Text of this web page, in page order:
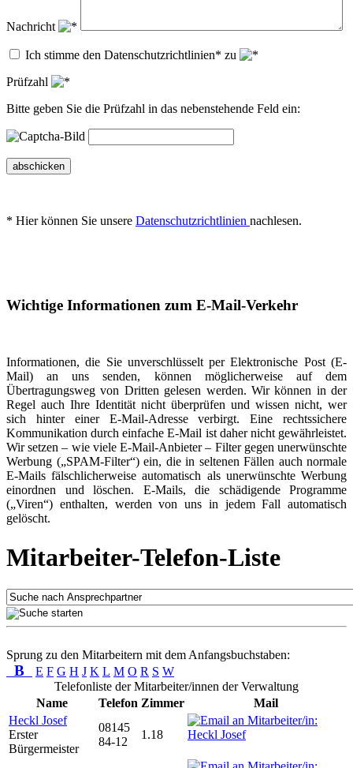
Nachricht
Ich stimme den Datenschutzrichtlinien* zu
Prüfzahl
Bitte geben Sie die Prüfzahl in das nebenstehende Feld ein:
abschicken
* Hier können Sie unsere Datenschutzrichtlinien nachlesen.
Wichtige Informationen zum E-Mail-Verkehr
Informationen, die Sie unverschlüsselt per Elektronische Post (E-
Mail) an uns senden, können möglicherweise auf dem
Übertragungsweg von Dritten gelesen werden. Wir können in der
Regel auch Ihre Identität nicht überprüfen und wissen nicht, wer
sich hinter einer E-Mail-Adresse verbirgt. Eine rechtssichere
Kommunikation durch einfache E-Mail ist daher nicht gewährleistet.
Wir setzen – wie viele E-Mail-Anbieter – Filter gegen unerwünschte
Werbung („SPAM-Filter“) ein, die in seltenen Fällen auch normale
E-Mails fälschlicherweise automatisch als unerwünschte Werbung
einordnen und löschen. E-Mails, die schädigende Programme
(„Viren“) enthalten, werden von uns in jedem Fall automatisch
gelöscht.
Mitarbeiter-Telefon-Liste
Sprung zu den Mitarbeitern mit dem Anfangsbuchstaben:
B E F G H J K L M O R S W
Telefonliste der Mitarbeiter/innen der Verwaltung
Name
Telefon Zimmer
Mail
Heckl Josef
Erster
Bürgermeister
08145
84-12
1.18